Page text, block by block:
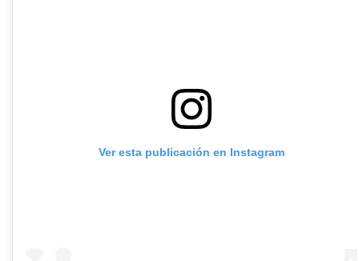
Ver esta publicación en Instagram